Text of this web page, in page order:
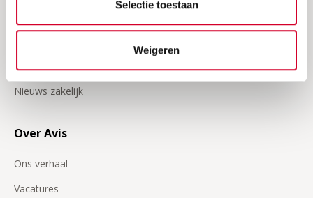
Selectie toestaan
Weigeren
Veelgestelde vragen zakelijk
Nieuws zakelijk
Over Avis
Ons verhaal
Vacatures